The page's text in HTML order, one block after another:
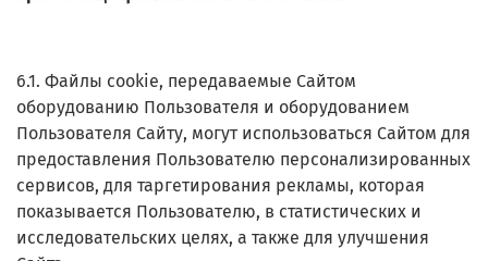
6.1. Файлы cookie, передаваемые Сайтом
оборудованию Пользователя и оборудованием
Пользователя Сайту, могут использоваться Сайтом для
предоставления Пользователю персонализированных
сервисов, для таргетирования рекламы, которая
показывается Пользователю, в статистических и
исследовательских целях, а также для улучшения